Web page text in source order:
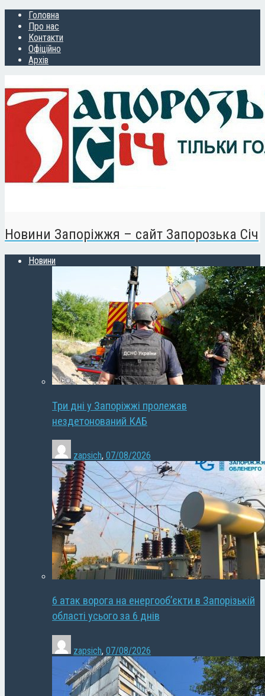
Головна
Про нас
Контакти
Офіційно
Архів
Новини Запоріжжя – сайт Запорозька Січ
Новини
Три дні у Запоріжжі пролежав
нездетонований КАБ
zapsich, 07/08/2026
6 атак ворога на енергооб’єкти в Запорізькій
області усього за 6 днів
zapsich, 07/08/2026